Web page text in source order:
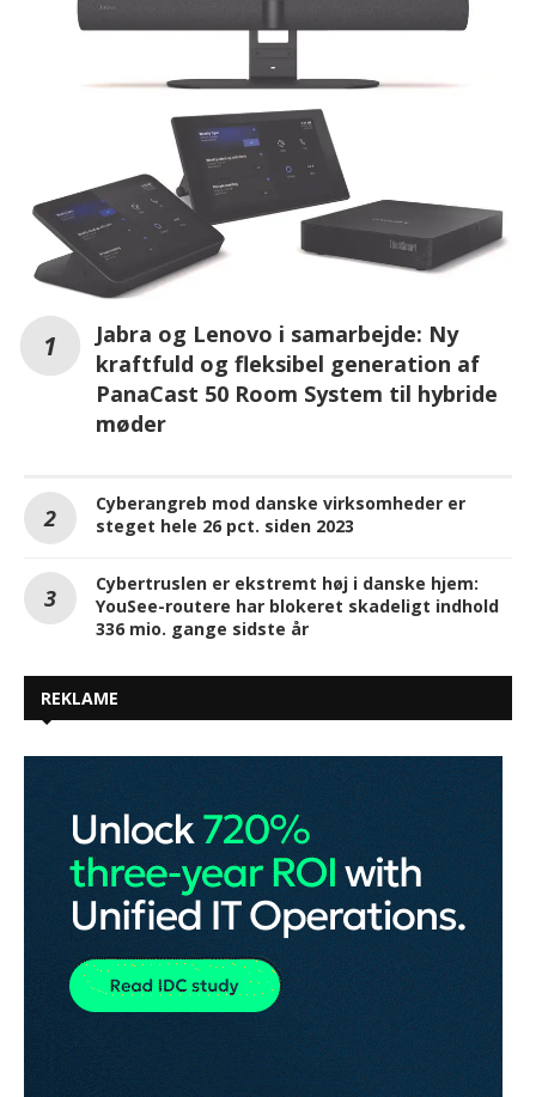
Jabra og Lenovo i samarbejde: Ny
kraftfuld og fleksibel generation af
PanaCast 50 Room System til hybride
møder
Cyberangreb mod danske virksomheder er
steget hele 26 pct. siden 2023
Cybertruslen er ekstremt høj i danske hjem:
YouSee-routere har blokeret skadeligt indhold
336 mio. gange sidste år
REKLAME